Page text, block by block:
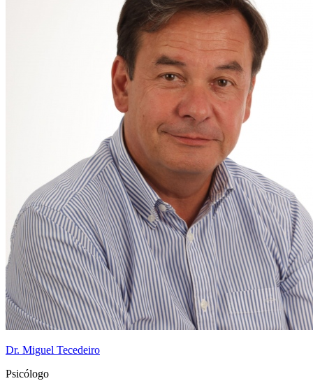
Dr. Miguel Tecedeiro
Psicólogo